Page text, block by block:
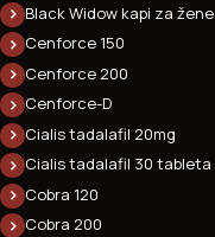
Black Widow kapi za žene
Cenforce 150
Cenforce 200
Cenforce-D
Cialis tadalafil 20mg
Cialis tadalafil 30 tableta
Cobra 120
Cobra 200